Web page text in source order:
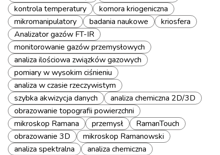
kontrola temperatury
komora kriogeniczna
mikromanipulatory
badania naukowe
kriosfera
Analizator gazów FT-IR
monitorowanie gazów przemysłowych
analiza ilościowa związków gazowych
pomiary w wysokim ciśnieniu
analiza w czasie rzeczywistym
szybka akwizycja danych
analiza chemiczna 2D/3D
obrazowanie topografii powierzchni
mikroskop Ramana
przemysł
RamanTouch
obrazowanie 3D
mikroskop Ramanowski
analiza spektralna
analiza chemiczna